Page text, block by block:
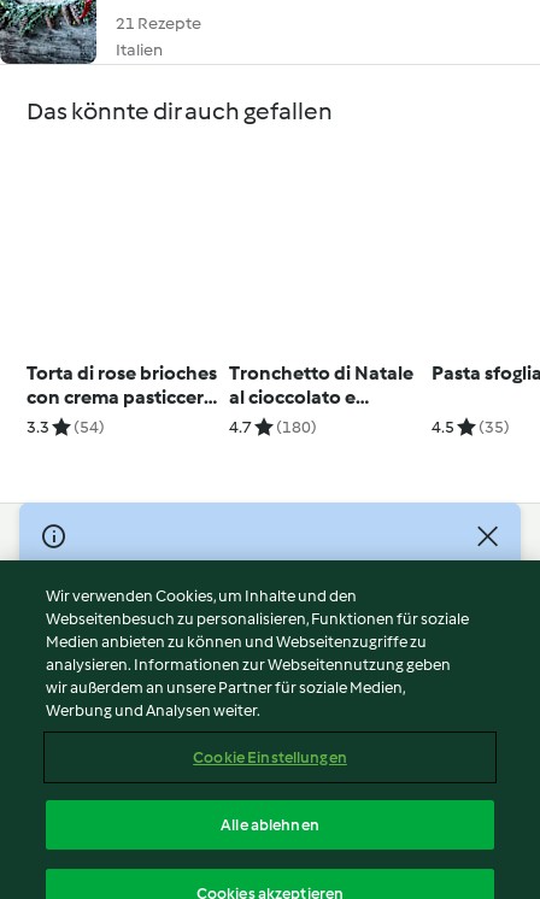
21 Rezepte
Italien
Das könnte dir auch gefallen
Torta di rose brioches
con crema pasticcera
alle fragole
3.3 (54)
Tronchetto di Natale
al cioccolato e
arancia
4.7 (180)
Pasta
4.5 (35)
© Copyright 2026
Nutzungsbedingungen
Datenschutzrichtlinien
Disclaimer
Impressum
Cookies
Abo kündigen
Erklärung zur Barrierefreiheit
Wir verwenden Cookies, um Inhalte und den
Webseitenbesuch zu personalisieren, Funktionen für soziale
Medien anbieten zu können und Webseitenzugriffe zu
analysieren. Informationen zur Webseitennutzung geben
wir außerdem an unsere Partner für soziale Medien,
Werbung und Analysen weiter.
Cookie Einstellungen
Alle ablehnen
Cookies akzeptieren